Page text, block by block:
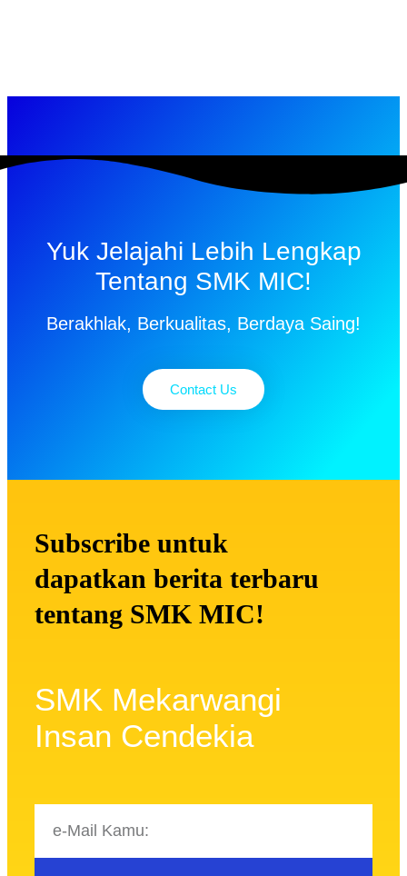
Yuk Jelajahi Lebih Lengkap
Tentang SMK MIC!
Berakhlak, Berkualitas, Berdaya Saing!
Contact Us
Subscribe untuk
dapatkan berita terbaru
tentang SMK MIC!
SMK Mekarwangi
Insan Cendekia